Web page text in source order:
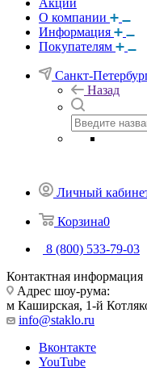
Акции
О компании
Информация
Покупателям
Санкт-
Назад
Личный
Корзина0
8 (800) 533-79-03
Контактная информация
Адрес шоу-рума:
м Каширская, 1-й
info@staklo.ru
Вконтакте
YouTube